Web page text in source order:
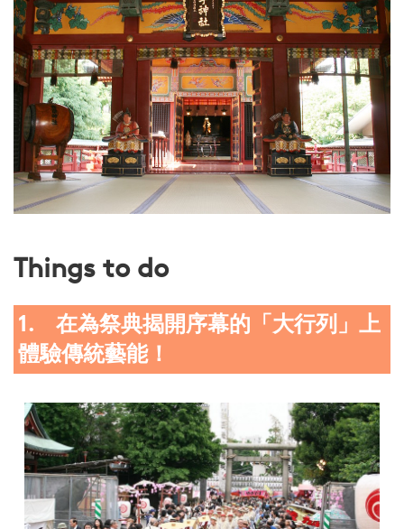
Things to do
1. 在為祭典揭開序幕的「大行列」上
體驗傳統藝能！